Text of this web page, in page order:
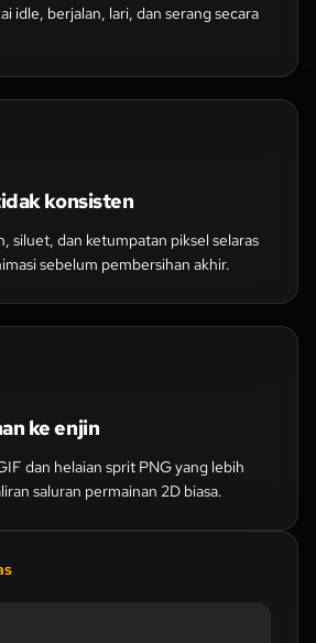
idle, berjalan, lari, dan serang secara
konsisten
siluet, dan ketumpatan piksel selaras
sebelum pembersihan akhir.
ke enjin
dan helaian sprit PNG yang lebih
saluran permainan 2D biasa.